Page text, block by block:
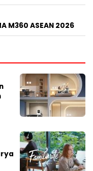
M360 ASEAN 2026